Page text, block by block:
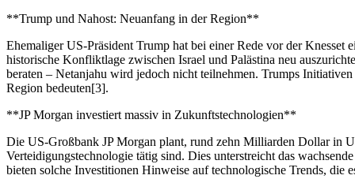
**Trump und Nahost: Neuanfang in der Region**
Ehemaliger US-Präsident Trump hat bei einer Rede vor der
historische Konfliktlage zwischen Israel und Palästina neu
beraten – Netanjahu wird jedoch nicht teilnehmen. Trumps
Region bedeuten[3].
**JP Morgan investiert massiv in Zukunftstechnologien**
Die US-Großbank JP Morgan plant, rund zehn Milliarden Dollar in
Verteidigungstechnologie tätig sind. Dies unterstreicht das
bieten solche Investitionen Hinweise auf technologische Trends,